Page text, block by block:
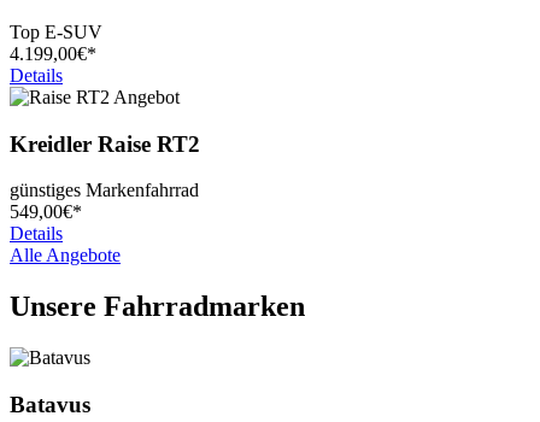
Top E-SUV
4.199,00€*
Details
Kreidler Raise RT2
günstiges Markenfahrrad
549,00€*
Details
Alle Angebote
Unsere Fahrradmarken
Batavus